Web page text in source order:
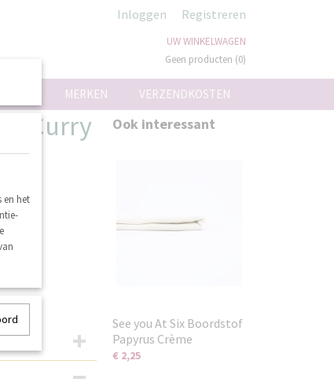
Inloggen Registreren
UW WINKELWAGEN
Geen producten (0)
VERZENDKOSTEN
MERKEN
Curry Ook interessant
See you At Six Boordstof
Papyrus Crème
€ 2,25
en het